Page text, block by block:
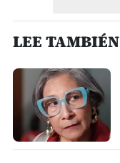
LEE TAMBIÉN